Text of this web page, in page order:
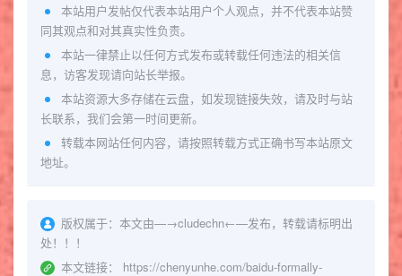
本站用户发帖仅代表本站用户个人观点，并不代表本站赞
同其观点和对其真实性负责。
本站一律禁止以任何方式发布或转载任何违法的相关信
息，访客发现请向站长举报。
本站资源大多存储在云盘，如发现链接失效，请及时与站
长联系，我们会第一时间更新。
转载本网站任何内容，请按照转载方式正确书写本站原文
地址。
版权属于： 本文由—→cludechn←—发布，转载请标明出
处！！！
本文链接：
https://chenyunhe.com/baidu-formally-